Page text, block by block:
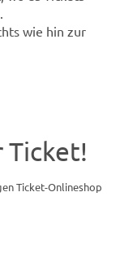
wie hin zur
Ticket!
Ticket-Onlineshop